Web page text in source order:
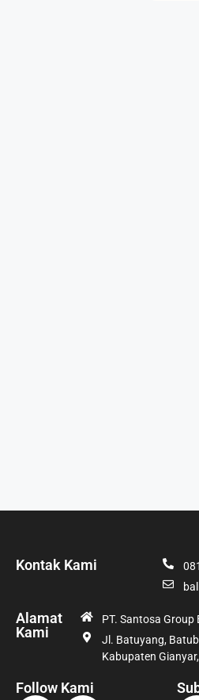
Kontak Kami
Alamat
Kami
PT. Santosa Group
Jl. Batuyang,
Kabupaten
Follow Kami